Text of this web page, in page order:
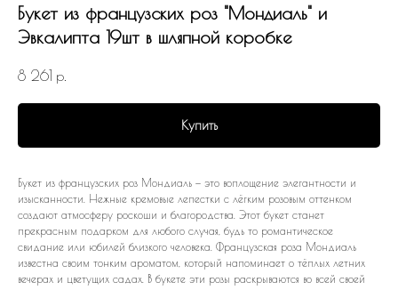
Букет из французских роз "Мондиаль" и
Эвкалипта 19шт в шляпной коробке
8 261 р.
Купить
Букет из французских роз Мондиаль — это воплощение элегантности и
изысканности. Нежные кремовые лепестки с лёгким розовым оттенком
создают атмосферу роскоши и благородства. Этот букет станет
прекрасным подарком для любого случая, будь то романтическое
свидание или юбилей близкого человека. Французская роза Мондиаль
известна своим тонким ароматом, который напоминает о тёплых летних
вечерах и цветущих садах. В букете эти розы раскрываются во всей своей